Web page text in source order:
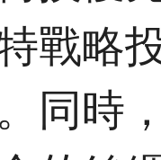
戰略
同時